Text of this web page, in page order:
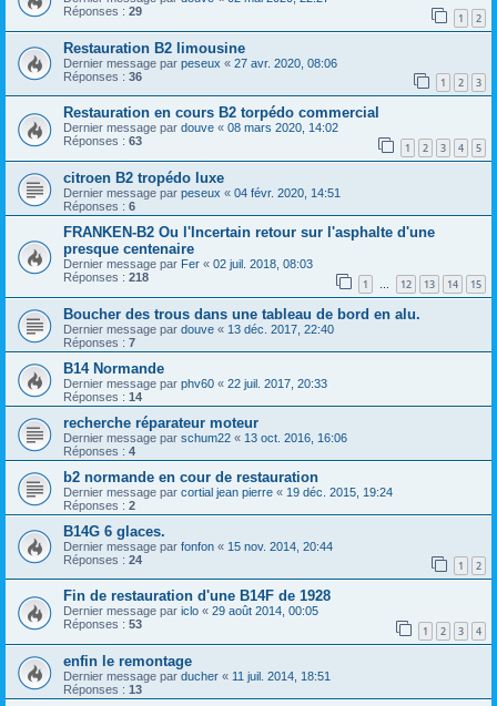
Réponses : 29 1 2
Restauration B2 limousine
Dernier message par peseux « 27 avr. 2020, 08:06
Réponses : 36 1 2 3
Restauration en cours B2 torpédo commercial
Dernier message par douve « 08 mars 2020, 14:02
Réponses : 63 1 2 3 4 5
citroen B2 tropédo luxe
Dernier message par peseux « 04 févr. 2020, 14:51
Réponses : 6
FRANKEN-B2 Ou l'Incertain retour sur l'asphalte d'une
presque centenaire
Dernier message par Fer « 02 juil. 2018, 08:03
Réponses : 218 1 … 12 13 14 15
Boucher des trous dans une tableau de bord en alu.
Dernier message par douve « 13 déc. 2017, 22:40
Réponses : 7
B14 Normande
Dernier message par phv60 « 22 juil. 2017, 20:33
Réponses : 14
recherche réparateur moteur
Dernier message par schum22 « 13 oct. 2016, 16:06
Réponses : 4
b2 normande en cour de restauration
Dernier message par cortial jean pierre « 19 déc. 2015, 19:24
Réponses : 2
B14G 6 glaces.
Dernier message par fonfon « 15 nov. 2014, 20:44
Réponses : 24 1 2
Fin de restauration d'une B14F de 1928
Dernier message par iclo « 29 août 2014, 00:05
Réponses : 53 1 2 3 4
enfin le remontage
Dernier message par ducher « 11 juil. 2014, 18:51
Réponses : 13